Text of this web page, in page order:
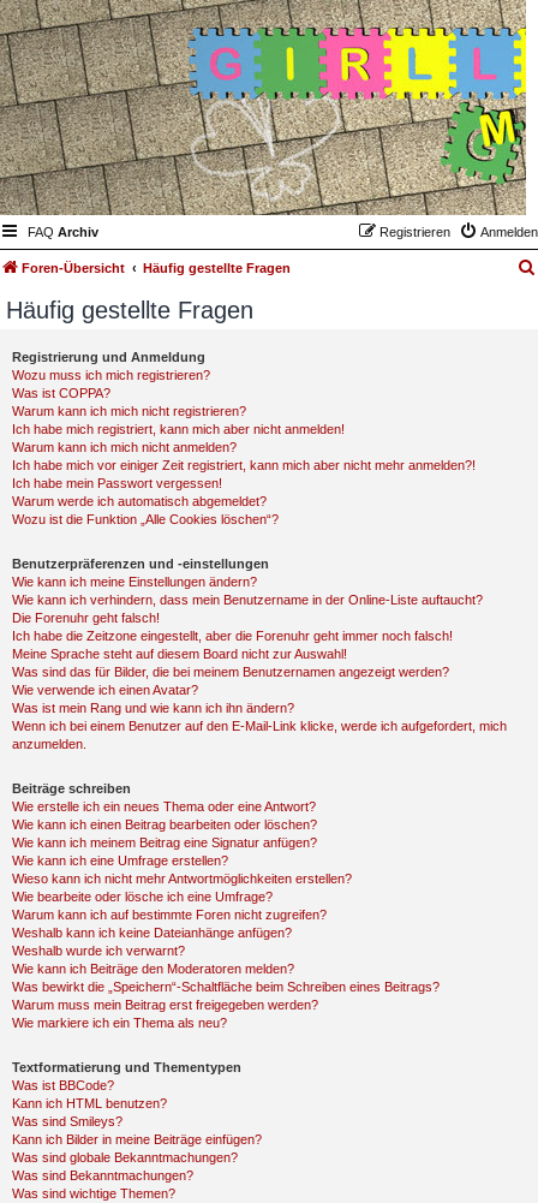
FAQ Archiv Anmelden
Registrieren
Foren-Übersicht Häufig gestellte Fragen
Häufig gestellte Fragen
Registrierung und Anmeldung
Wozu muss ich mich registrieren?
Was ist COPPA?
Warum kann ich mich nicht registrieren?
Ich habe mich registriert, kann mich aber nicht anmelden!
Warum kann ich mich nicht anmelden?
Ich habe mich vor einiger Zeit registriert, kann mich aber nicht mehr anmelden?!
Ich habe mein Passwort vergessen!
Warum werde ich automatisch abgemeldet?
Wozu ist die Funktion „Alle Cookies löschen“?
Benutzerpräferenzen und -einstellungen
Wie kann ich meine Einstellungen ändern?
Wie kann ich verhindern, dass mein Benutzername in der Online-Liste auftaucht?
Die Forenuhr geht falsch!
Ich habe die Zeitzone eingestellt, aber die Forenuhr geht immer noch falsch!
Meine Sprache steht auf diesem Board nicht zur Auswahl!
Was sind das für Bilder, die bei meinem Benutzernamen angezeigt werden?
Wie verwende ich einen Avatar?
Was ist mein Rang und wie kann ich ihn ändern?
Wenn ich bei einem Benutzer auf den E-Mail-Link klicke, werde ich aufgefordert, mich
anzumelden.
Beiträge schreiben
Wie erstelle ich ein neues Thema oder eine Antwort?
Wie kann ich einen Beitrag bearbeiten oder löschen?
Wie kann ich meinem Beitrag eine Signatur anfügen?
Wie kann ich eine Umfrage erstellen?
Wieso kann ich nicht mehr Antwortmöglichkeiten erstellen?
Wie bearbeite oder lösche ich eine Umfrage?
Warum kann ich auf bestimmte Foren nicht zugreifen?
Weshalb kann ich keine Dateianhänge anfügen?
Weshalb wurde ich verwarnt?
Wie kann ich Beiträge den Moderatoren melden?
Was bewirkt die „Speichern“-Schaltfläche beim Schreiben eines Beitrags?
Warum muss mein Beitrag erst freigegeben werden?
Wie markiere ich ein Thema als neu?
Textformatierung und Thementypen
Was ist BBCode?
Kann ich HTML benutzen?
Was sind Smileys?
Kann ich Bilder in meine Beiträge einfügen?
Was sind globale Bekanntmachungen?
Was sind Bekanntmachungen?
Was sind wichtige Themen?